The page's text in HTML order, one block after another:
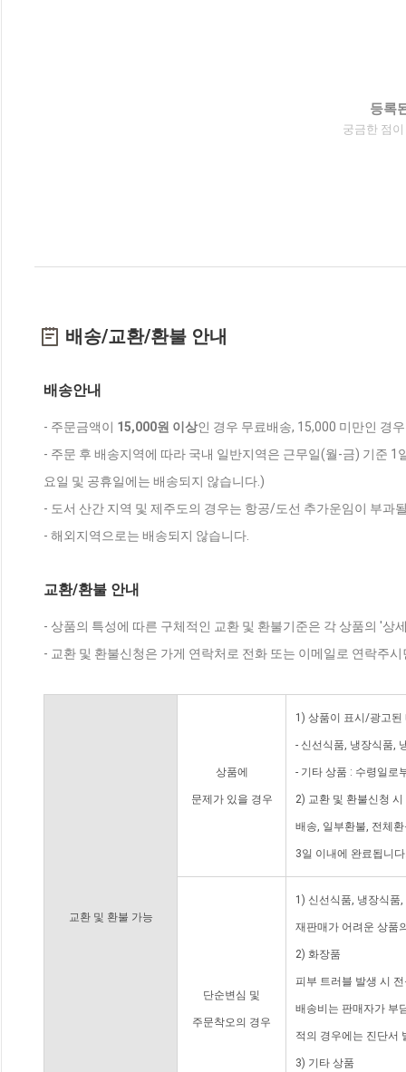
등록
궁금한 점
배송/교환/환불 안내
배송안내
- 주문금액이 15,000원 이상인 경우 무료배송, 15,000 미만인 경
- 주문 후 배송지역에 따라 국내 일반지역은 근무일(월-금) 기준
요일 및 공휴일에는 배송되지 않습니다.)
- 도서 산간 지역 및 제주도의 경우는 항공/도선 추가운임이 부과
- 해외지역으로는 배송되지 않습니다.
교환/환불 안내
- 상품의 특성에 따른 구체적인 교환 및 환불기준은 각 상품의 '상
- 교환 및 환불신청은 가게 연락처로 전화 또는 이메일로 연락주
교환 및 환불 가능
상품에
문제가 있을 경우
1) 상품이 표시/광고된
- 신선식품, 냉장식품,
- 기타 상품 : 수령일로
2) 교환 및 환불신청
배송, 일부환불, 전체
3일 이내에 완료됩니
단순변심 및
주문착오의 경우
1) 신선식품, 냉장식품
재판매가 어려운 상품
2) 화장품
피부 트러블 발생 시
배송비는 판매자가 부
적의 경우에는 진단서
3) 기타 상품